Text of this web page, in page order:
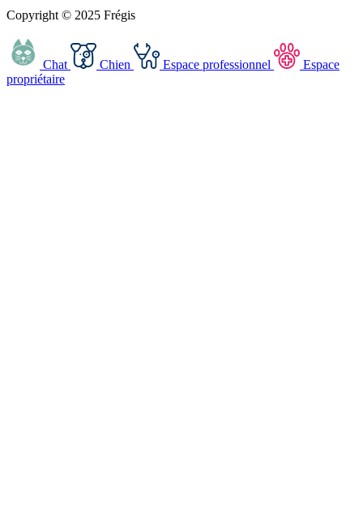
Copyright © 2025 Frégis
Chat Chien Espace professionnel
Espace
propriétaire